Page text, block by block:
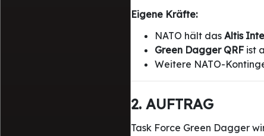
Eigene Kräfte:
NATO hält das Altis
Green Dagger QRFist
Weitere NATO-
2. AUFTRAG
Task Force Green Dagger